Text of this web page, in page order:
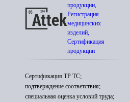
продукции,
Регистрация
медицинских
изделий,
Сертификация
продукции
Сертификация ТР ТС;
подтверждение соответствия;
специальная оценка условий труда;